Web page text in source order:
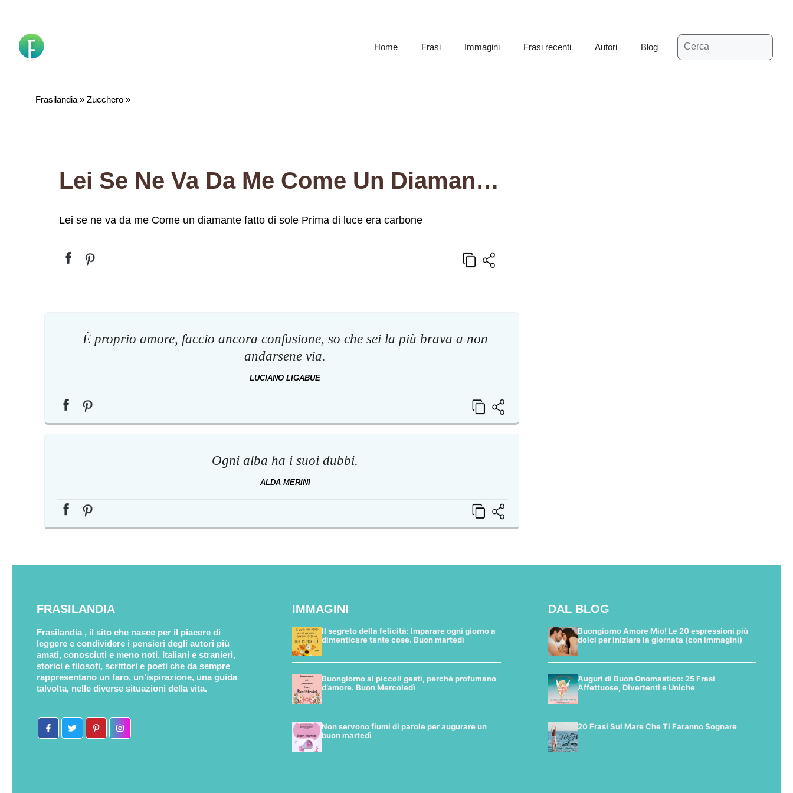
contenuto
Home Frasi Immagini Frasi recenti Autori Blog
Ricerca
per:
Frasilandia »Zucchero »
Lei Se Ne Va Da Me Come Un Diamante Fatto Di Sole Prima Di Luce Era Carbone
Lei se ne va da me Come un diamante fatto di sole Prima di luce era carbone
È proprio amore, faccio ancora confusione, so che sei la più brava a non
andarsene via.
LUCIANO LIGABUE
Ogni alba ha i suoi dubbi.
ALDA MERINI
FRASILANDIA
Frasilandia , il sito che nasce per il piacere di
leggere e condividere i pensieri degli autori più
amati, conosciuti e meno noti. Italiani e stranieri,
storici e filosofi, scrittori e poeti che da sempre
rappresentano un faro, un’ispirazione, una guida
talvolta, nelle diverse situazioni della vita.
IMMAGINI
Il segreto della felicità: Imparare ogni giorno a
dimenticare tante cose. Buon martedì
Buongiorno ai piccoli gesti, perché profumano
d’amore. Buon Mercoledì
Non servono fiumi di parole per augurare un
buon martedì
DAL BLOG
Buongiorno Amore Mio! Le 20 espressioni più
dolci per iniziare la giornata (con immagini)
Auguri di Buon Onomastico: 25 Frasi
Affettuose, Divertenti e Uniche
20 Frasi Sul Mare Che Ti Faranno Sognare